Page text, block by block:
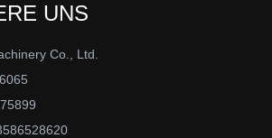
UNS
Co., Ltd.